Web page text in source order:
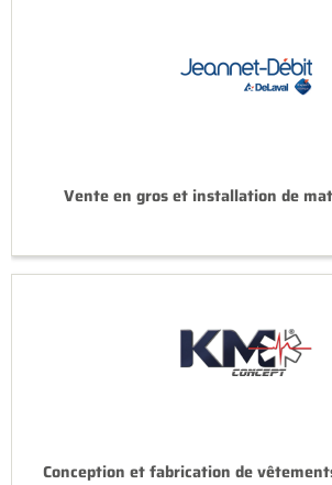
Vente en gros et installation de
Conception et fabrication de